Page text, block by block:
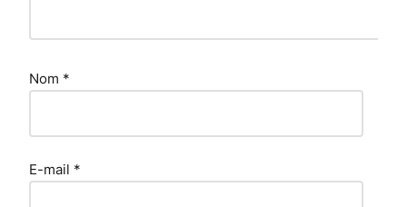
Nom *
E-mail *